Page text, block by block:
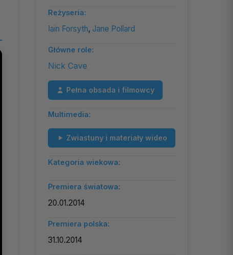
Reżyseria:
Iain Forsyth, Jane Pollard
Główne role:
Nick Cave
Pełna obsada i filmowcy
Multimedia:
Zwiastuny i materiały wideo
Kategoria wiekowa:
Premiera światowa:
20.01.2014
Premiera polska:
31.10.2014